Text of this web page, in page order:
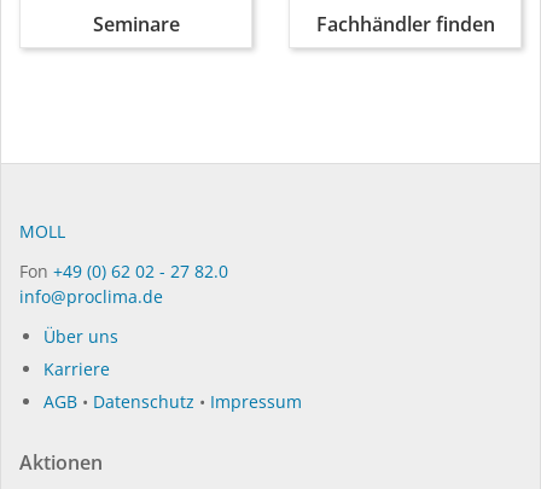
Seminare Fachhändler finden
MOLL
Fon +49 (0) 62 02 - 27 82.0
info@proclima.de
Über uns
Karriere
AGB • Datenschutz • Impressum
Aktionen